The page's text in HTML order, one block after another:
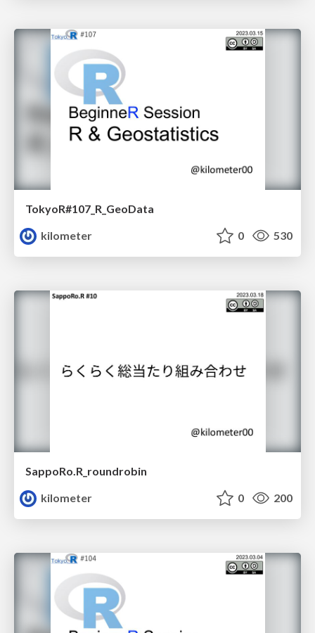
TokyoR#107_R_GeoData
kilometer
0 530
SappoRo.R_roundrobin
kilometer
0 200